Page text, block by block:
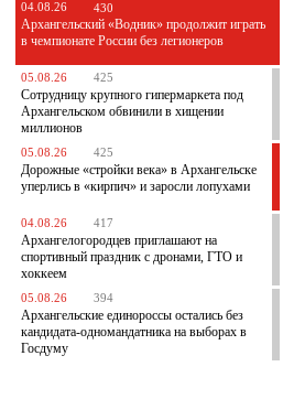
04.08.26 430
Архангельский «Водник» продолжит играть
в чемпионате России без легионеров
05.08.26 425
Сотрудницу крупного гипермаркета под
Архангельском обвинили в хищении
миллионов
05.08.26 425
Дорожные «стройки века» в Архангельске
уперлись в «кирпич» и заросли лопухами
04.08.26 417
Архангелогородцев приглашают на
спортивный праздник с дронами, ГТО и
хоккеем
05.08.26 394
Архангельские единороссы остались без
кандидата-одномандатника на выборах в
Госдуму